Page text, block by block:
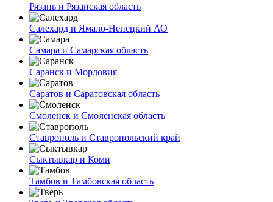
Рязань и Рязанская область
Салехард и Ямало-Ненецкий АО
Самара и Самарская область
Саранск и Мордовия
Саратов и Саратовская область
Смоленск и Смоленская область
Ставрополь и Ставропольский край
Сыктывкар и Коми
Тамбов и Тамбовская область